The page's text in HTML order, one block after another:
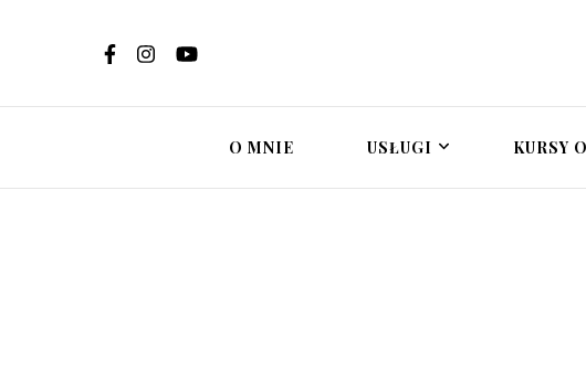
Ewelina Psychoterapia,
O MNIE USŁUGI KURSY